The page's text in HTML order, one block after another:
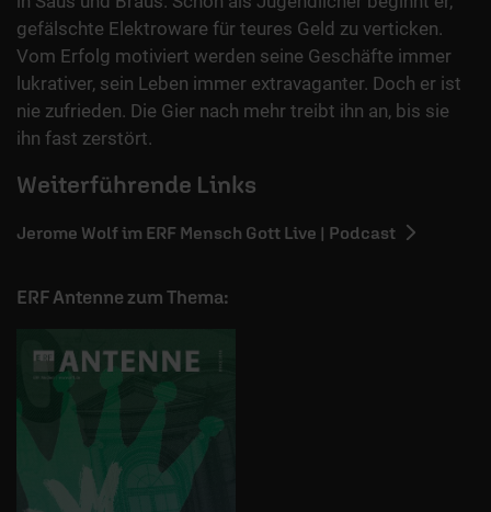
gefälschte Elektroware für teures Geld zu verticken.
Vom Erfolg motiviert werden seine Geschäfte immer
lukrativer, sein Leben immer extravaganter. Doch er ist
nie zufrieden. Die Gier nach mehr treibt ihn an, bis sie
ihn fast zerstört.
Weiterführende Links
Jerome Wolf im ERF Mensch Gott Live | Podcast
ERF Antenne zum Thema: